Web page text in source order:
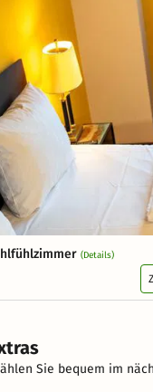
(Details)
Sie bequem im